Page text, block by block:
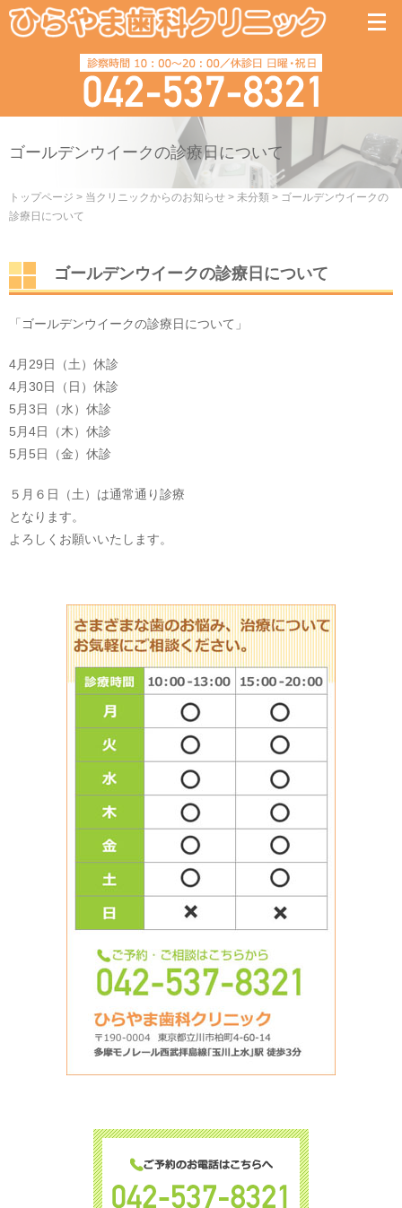
ゴールデンウイークの診療日について
トップページ > 当クリニックからのお知らせ > 未分類 > ゴールデンウイークの
診療日について
ゴールデンウイークの診療日について
「ゴールデンウイークの診療日について」
4月29日（土）休診
4月30日（日）休診
5月3日（水）休診
5月4日（木）休診
5月5日（金）休診
５月６日（土）は通常通り診療
となります。
よろしくお願いいたします。